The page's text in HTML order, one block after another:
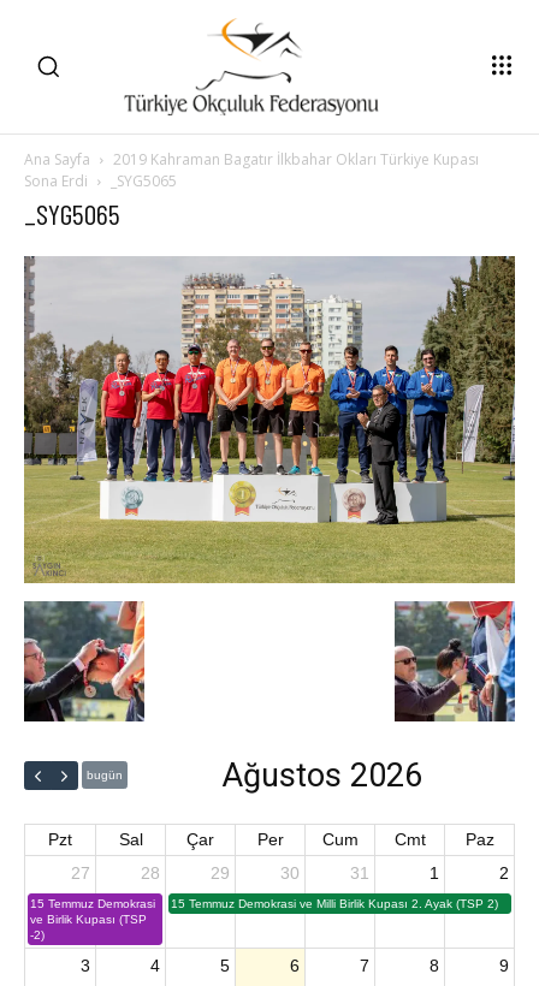
Ana Sayfa
2019 Kahraman Bagatır İlkbahar Okları Türkiye Kupası
Sona Erdi
_SYG5065
_SYG5065
bugün Ağustos 2026
Pzt Sal Çar Per Cum Cmt
Paz
27
15 Temmuz Demokrasi
ve Birlik Kupası (TSP
-2)
28 29
15 Temmuz Demokrasi ve Milli Birlik Kupası 2. Ayak (TSP 2)
30 31 1 2
3 4 5 6 7 8 9